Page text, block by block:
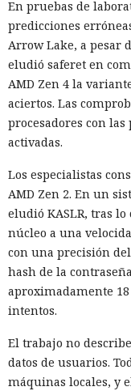
En pruebas de
predicciones
Arrow Lake, a pesar
eludió saferet en
AMD Zen 4 la
aciertos. Las
procesadores con
activadas.
Los especialistas
AMD Zen 2. En un
eludió KASLR, tras
núcleo a una
con una precisión
hash de la
aproximadamente
intentos.
El trabajo no
datos de usuarios.
máquinas locales, y